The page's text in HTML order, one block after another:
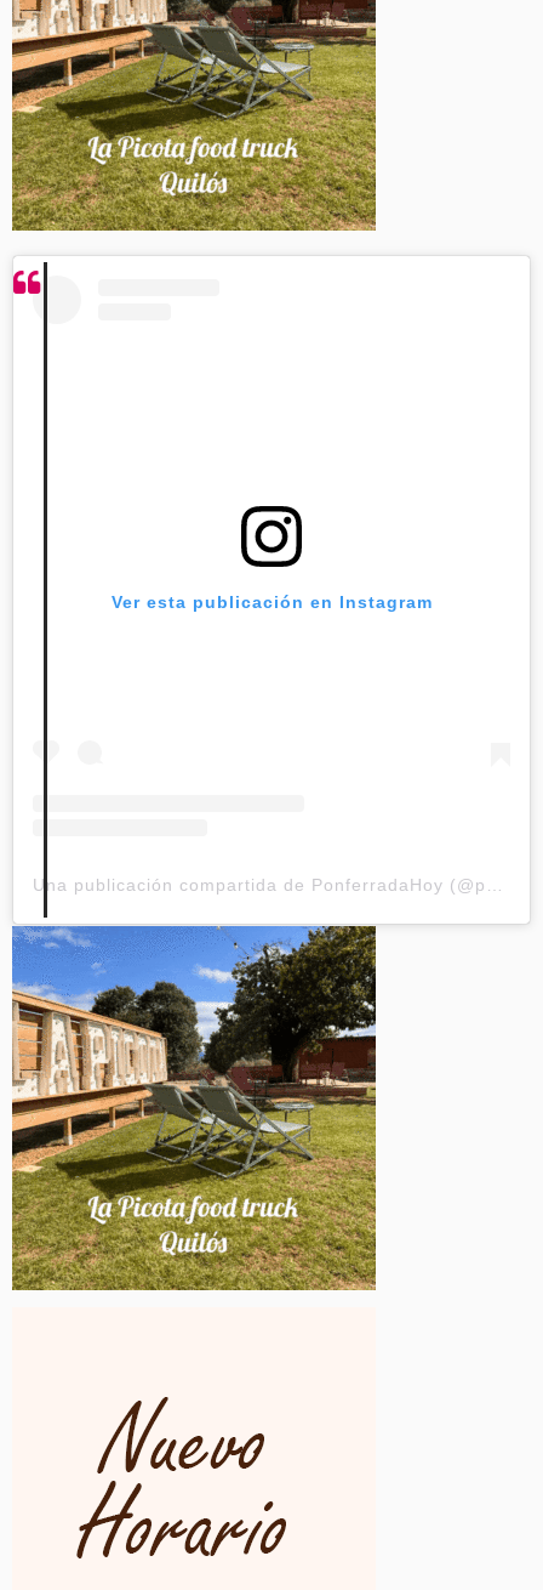
Ver esta publicación en Instagram